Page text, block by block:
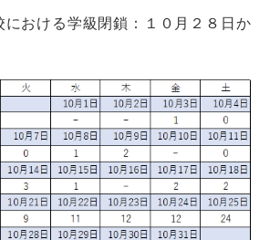
おける学級閉鎖：１０月２８日か